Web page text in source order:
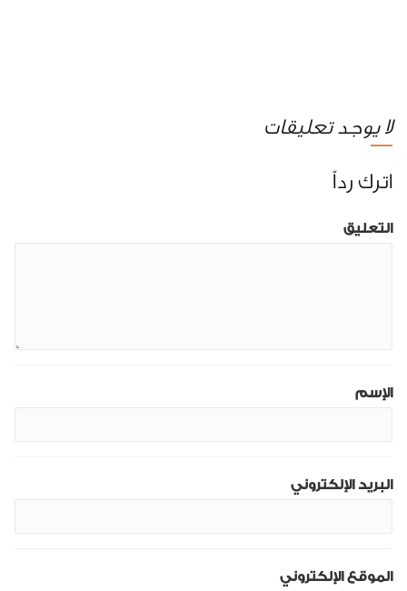
لا يوجد تعليقات
اترك رداً
التعليق
الإسم
البريد الإلكتروني
الموقع الإلكتروني